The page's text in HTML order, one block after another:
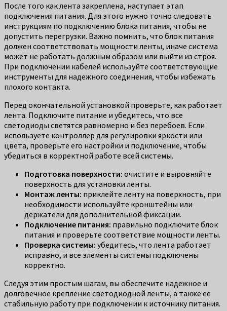
После того как лента закреплена, наступает этап
подключения питания. Для этого нужно точно следовать
инструкциям по подключению блока питания, чтобы не
допустить перегрузки. Важно помнить, что блок питания
должен соответствовать мощности ленты, иначе система
может не работать должным образом или выйти из строя.
При подключении кабелей используйте соответствующие
инструменты для надежного соединения, чтобы избежать
плохого контакта.
Перед окончательной установкой проверьте, как работает
лента. Подключите питание и убедитесь, что все
светодиоды светятся равномерно и без перебоев. Если
используете контроллер для регулировки яркости или
цвета, проверьте его настройки и подключение, чтобы
убедиться в корректной работе всей системы.
Подготовка поверхности: очистите и выровняйте
поверхность для установки ленты.
Монтаж ленты: приклейте ленту на поверхность, при
необходимости используйте кронштейны или
держатели для дополнительной фиксации.
Подключение питания: правильно подключите блок
питания и проверьте соответствие мощности ленты.
Проверка системы: убедитесь, что лента работает
исправно, и все элементы системы подключены
корректно.
Следуя этим простым шагам, вы обеспечите надежное и
долговечное крепление светодиодной ленты, а также её
стабильную работу при подключении к источнику питания.